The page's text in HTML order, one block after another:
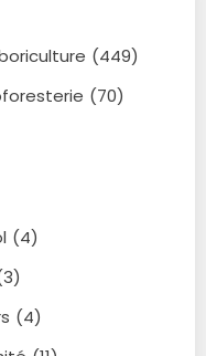
(449)
(70)
(4)
(4)